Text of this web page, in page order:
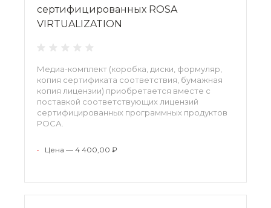
сертифицированных ROSA
VIRTUALIZATION
Медиа-комплект (коробка, диски, формуляр,
копия сертификата соответствия, бумажная
копия лицензии) приобретается вместе с
поставкой соответствующих лицензий
сертифицированных программных продуктов
РОСА.
партию лицензий одного наименования по
согласованию.
• Цена — 4 400,00 ₽